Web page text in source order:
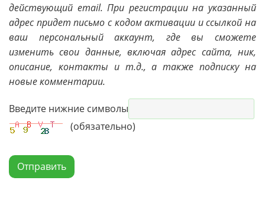
действующий email. При регистрации на указанный
адрес придет письмо с кодом активации и ссылкой на
ваш персональный аккаунт, где вы сможете
изменить свои данные, включая адрес сайта, ник,
описание, контакты и т.д., а также подписку на
новые комментарии.
Введите нижние символы
(обязательно)
Отправить